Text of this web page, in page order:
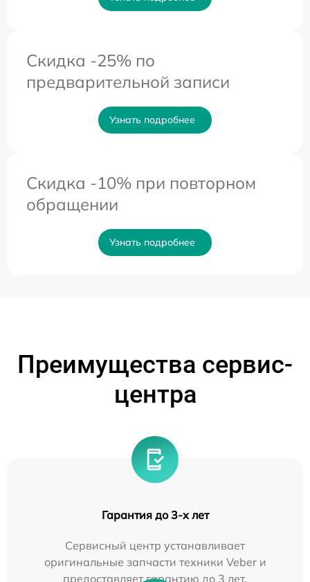
Скидка -25% по
предварительной записи
Узнать подробнее
Скидка -10% при повторном
обращении
Узнать подробнее
Преимущества сервис-
центра
Гарантия до 3-х лет
Сервисный центр устанавливает
оригинальные запчасти техники Veber и
предоставляет гарантию до 3 лет.